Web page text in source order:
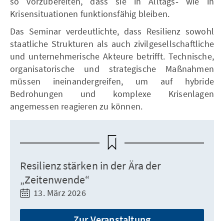
Krisensituationen funktionsfähig bleiben.
Das Seminar verdeutlichte, dass Resilienz sowohl
staatliche Strukturen als auch zivilgesellschaftliche
und unternehmerische Akteure betrifft. Technische,
organisatorische und strategische Maßnahmen
müssen ineinandergreifen, um auf hybride
Bedrohungen und komplexe Krisenlagen
angemessen reagieren zu können.
Resilienz stärken in der Ära der
„Zeitenwende“
13. März 2026